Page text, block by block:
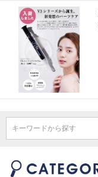
キーワードから探す